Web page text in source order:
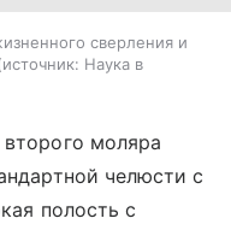
сверления и
источник: Наука в
моляра
челюсти с
полость с